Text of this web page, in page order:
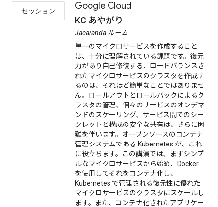
セッション
Google Cloud
KC あやがり
Jacaranda ルーム
単一のマイクロサービスを作成すること
は、十分に理解されている課題です。復元
力があり自己修復する、ロードバランスさ
れたマイクロサービスのクラスタを作成す
るのは、それほど簡単なことではありませ
ん。ロールアウトとロールバックによるク
ラスタの管理、個々のサービスのオンデマ
ンドのスケーリング、サービス間でのシー
クレットと構成の安全な共有は、さらに困
難を伴います。オープンソースのコンテナ
管理システムである Kubernetes が、これ
に役立ちます。この講演では、まずシンプ
ルなマイクロサービスから始め、Docker
を使用してそれをコンテナ化し、
Kubernetes で管理される復元性に優れた
マイクロサービスのクラスタにスケールし
ます。また、コンテナ化されたアプリケー